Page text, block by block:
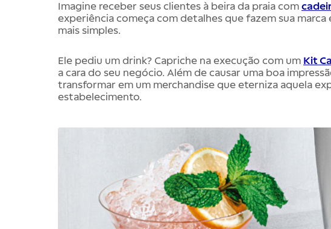
Imagine receber seus clientes à beira da praia com
experiência começa com detalhes que fazem sua marca
mais simples.
Ele pediu um drink? Capriche na execução com um Kit
a cara do seu negócio. Além de causar uma boa
transformar em um merchandise que eterniza aquela
estabelecimento.